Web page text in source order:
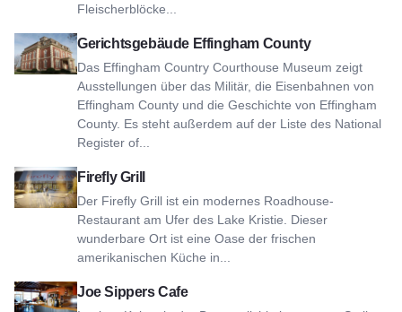
Fleischerblöcke...
Gerichtsgebäude Effingham County
Das Effingham Country Courthouse Museum zeigt
Ausstellungen über das Militär, die Eisenbahnen von
Effingham County und die Geschichte von Effingham
County. Es steht außerdem auf der Liste des National
Register of...
Ansicht Effingham County Courthouse
Firefly Grill
Der Firefly Grill ist ein modernes Roadhouse-
Restaurant am Ufer des Lake Kristie. Dieser
wunderbare Ort ist eine Oase der frischen
amerikanischen Küche in...
Ansicht Firefly Grill
Joe Sippers Cafe
Ansicht Joe Sippers Cafe